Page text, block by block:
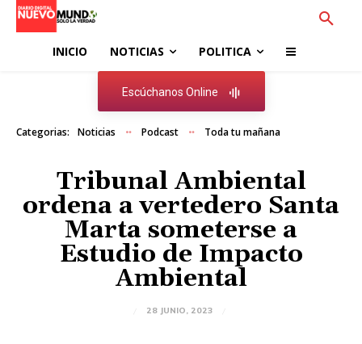
INICIO NOTICIAS POLITICA
Escúchanos Online
Categorias: Noticias Podcast Toda tu mañana
Tribunal Ambiental
ordena a vertedero Santa
Marta someterse a
Estudio de Impacto
Ambiental
28 JUNIO, 2023